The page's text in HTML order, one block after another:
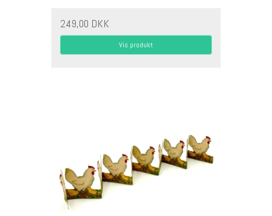
249,00 DKK
Vis produkt